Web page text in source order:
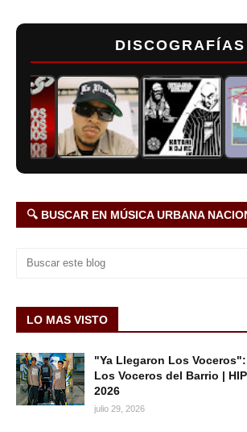
DISCOGRAFÍAS
🔍 BUSCAR EN MÚSICA URBANA
LO MAS VISTO
"Ya Llegaron Los
Los Voceros del Barrio |
2026
julio 29, 2026